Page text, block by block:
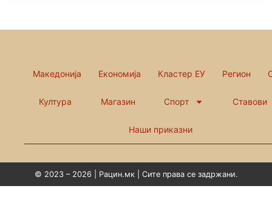
Македонија Економија Кластер ЕУ Регион
Култура Магазин Спорт Ставови
Наши приказни
© 2023 – 2026 | Рацин.мк | Сите права се задржани.